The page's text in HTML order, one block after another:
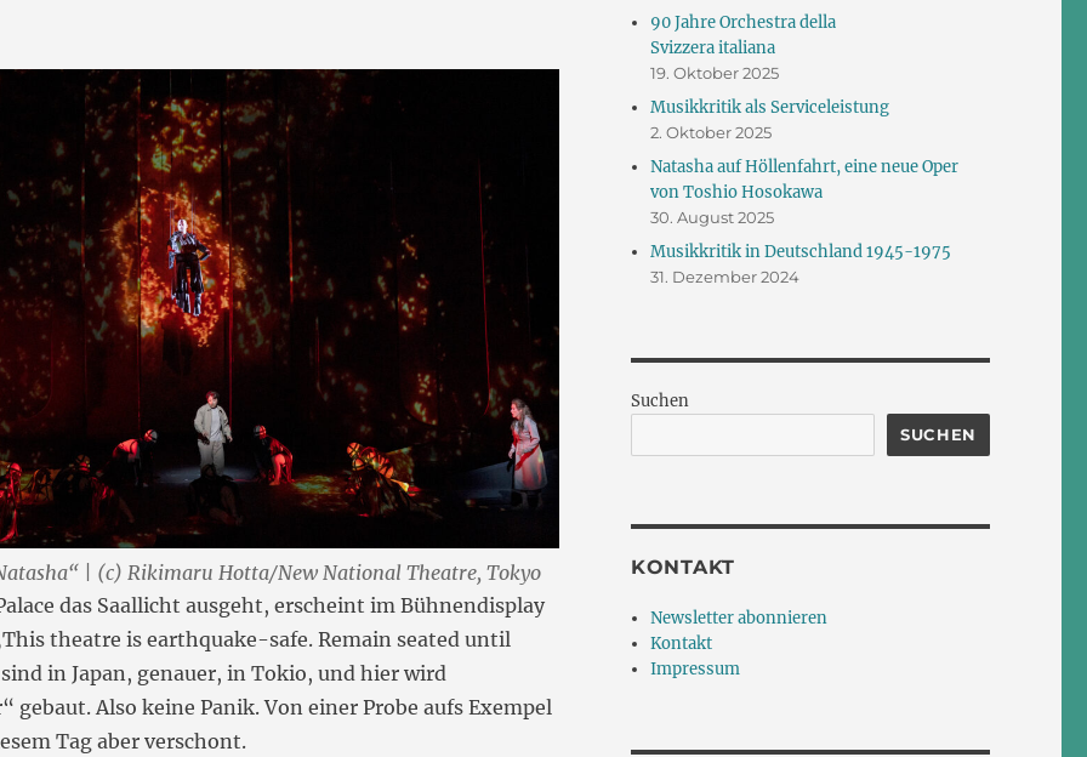
| (c) Rikimaru Hotta/New National Theatre, Tokyo
das Saallicht ausgeht, erscheint im Bühnendisplay
theatre is earthquake-safe. Remain seated until
in Japan, genauer, in Tokio, und hier wird
gebaut. Also keine Panik. Von einer Probe aufs Exempel
Tag aber verschont.
90 Jahre Orchestra della
Svizzera italiana
19. Oktober 2025
Musikkritik als Serviceleistung
2. Oktober 2025
Natasha auf Höllenfahrt, eine neue Oper
von Toshio Hosokawa
30. August 2025
Musikkritik in Deutschland 1945-1975
31. Dezember 2024
Suchen
SUCHEN
KONTAKT
Newsletter abonnieren
Kontakt
Impressum